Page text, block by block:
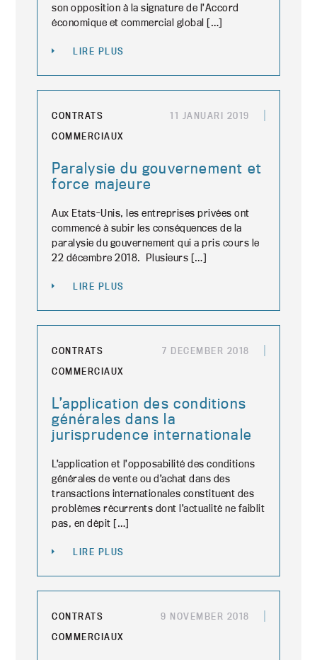
son opposition à la signature de l’Accord
économique et commercial global […]
LIRE PLUS
CONTRATS
COMMERCIAUX
11 JANUARI 2019
Paralysie du gouvernement et
force majeure
Aux Etats-Unis, les entreprises privées ont
commencé à subir les conséquences de la
paralysie du gouvernement qui a pris cours le
22 décembre 2018. Plusieurs […]
LIRE PLUS
CONTRATS
COMMERCIAUX
7 DECEMBER 2018
L’application des conditions
générales dans la
jurisprudence internationale
L’application et l’opposabilité des conditions
générales de vente ou d’achat dans des
transactions internationales constituent des
problèmes récurrents dont l’actualité ne faiblit
pas, en dépit […]
LIRE PLUS
CONTRATS
COMMERCIAUX
9 NOVEMBER 2018